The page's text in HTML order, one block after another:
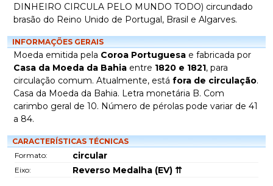
DINHEIRO CIRCULA PELO MUNDO TODO) circundado
brasão do Reino Unido de Portugal, Brasil e Algarves.
INFORMAÇÕES GERAIS
Moeda emitida pela Coroa Portuguesa e fabricada por
Casa da Moeda da Bahia entre 1820 e 1821, para
circulação comum. Atualmente, está fora de circulação.
Casa da Moeda da Bahia. Letra monetária B. Com
carimbo geral de 10. Número de pérolas pode variar de 41
a 84.
CARACTERÍSTICAS TÉCNICAS
Formato:
circular
Eixo: Reverso Medalha (EV) ⇈